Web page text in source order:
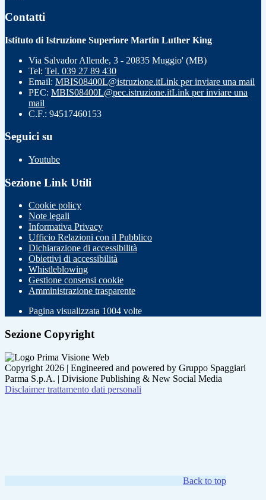
Contatti
Istituto di Istruzione Superiore Martin Luther King
Via Salvador Allende, 3 - 20835 Muggio' (MB)
Tel: Tel. 039 27 89 430
Email: MBIS08400L@istruzione.itLink per inviare una mail
PEC: MBIS08400L@pec.istruzione.itLink per inviare una
mail
C.F.: 94517460153
Seguici su
Youtube
Sezione Link Utili
Cookie policy
Note legali
Informativa Privacy
Ufficio Relazioni con il Pubblico
Dichiarazione di accessibilità
Obiettivi di accessibilità
Whistleblowing
Gestione consensi cookie
Amministrazione trasparente
Pagina visualizzata 1004 volte
Sezione Copyright
Copyright 2026 | Engineered and powered by Gruppo Spaggiari
Parma S.p.A. | Divisione Publishing & New Social Media
Disclaimer trattamento dati personali
Back to top